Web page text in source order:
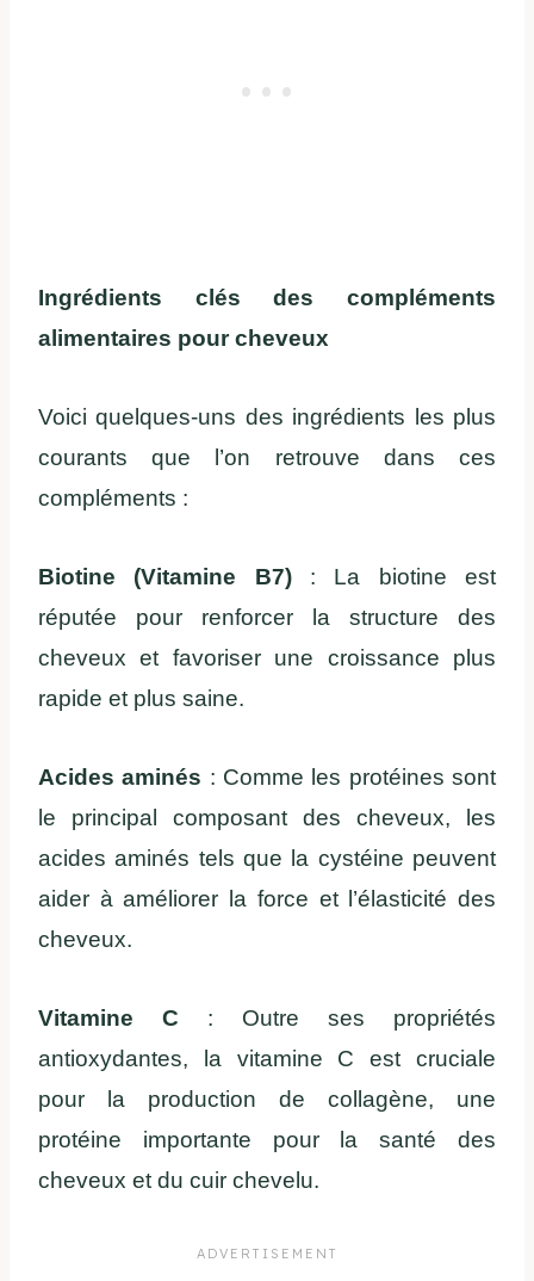
Ingrédients clés des compléments
alimentaires pour cheveux
Voici quelques-uns des ingrédients les plus
courants que l’on retrouve dans ces
compléments :
Biotine (Vitamine B7): La biotine est
réputée pour renforcer la structure des
cheveux et favoriser une croissance plus
rapide et plus saine.
Acides aminés : Comme les protéines sont
le principal composant des cheveux, les
acides aminés tels que la cystéine peuvent
aider à améliorer la force et l’élasticité des
cheveux.
Vitamine C : Outre ses propriétés
antioxydantes, la vitamine C est cruciale
pour la production de collagène, une
protéine importante pour la santé des
cheveux et du cuir chevelu.